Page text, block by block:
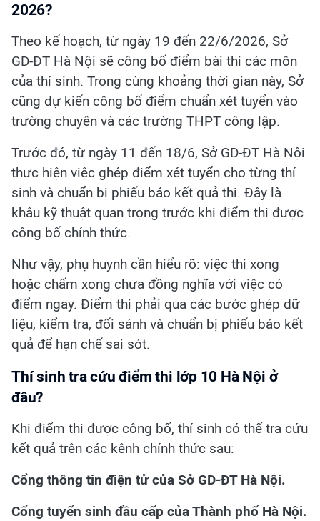
2026?
Theo kế hoạch, từ ngày 19 đến 22/6/2026, Sở
GD-ĐT Hà Nội sẽ công bố điểm bài thi các môn
của thí sinh. Trong cùng khoảng thời gian này, Sở
cũng dự kiến công bố điểm chuẩn xét tuyển vào
trường chuyên và các trường THPT công lập.
Trước đó, từ ngày 11 đến 18/6, Sở GD-ĐT Hà Nội
thực hiện việc ghép điểm xét tuyển cho từng thí
sinh và chuẩn bị phiếu báo kết quả thi. Đây là
khâu kỹ thuật quan trọng trước khi điểm thi được
công bố chính thức.
Như vậy, phụ huynh cần hiểu rõ: việc thi xong
hoặc chấm xong chưa đồng nghĩa với việc có
điểm ngay. Điểm thi phải qua các bước ghép dữ
liệu, kiểm tra, đối sánh và chuẩn bị phiếu báo kết
quả để hạn chế sai sót.
Thí sinh tra cứu điểm thi lớp 10 Hà Nội ở
đâu?
Khi điểm thi được công bố, thí sinh có thể tra cứu
kết quả trên các kênh chính thức sau:
Cổng thông tin điện tử của Sở GD-ĐT Hà Nội.
Cổng tuyển sinh đầu cấp của Thành phố Hà Nội.